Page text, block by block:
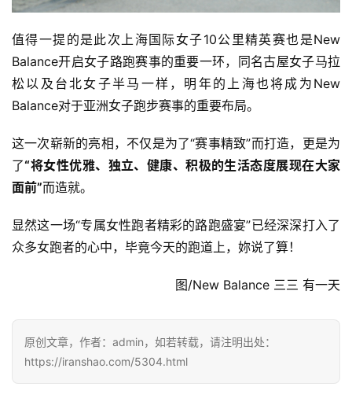
值得一提的是此次上海国际女子10公里精英赛也是New
Balance开启女子路跑赛事的重要一环，同名古屋女子马拉
松以及台北女子半马一样，明年的上海也将成为New
Balance对于亚洲女子跑步赛事的重要布局。
这一次崭新的亮相，不仅是为了“赛事精致”而打造，更是为
了“将女性优雅、独立、健康、积极的生活态度展现在大家
面前”而造就。
显然这一场“专属女性跑者精彩的路跑盛宴”已经深深打入了
众多女跑者的心中，毕竟今天的跑道上，妳说了算！
图/New Balance 三三 有一天
原创文章，作者：admin，如若转载，请注明出处：
https://iranshao.com/5304.html